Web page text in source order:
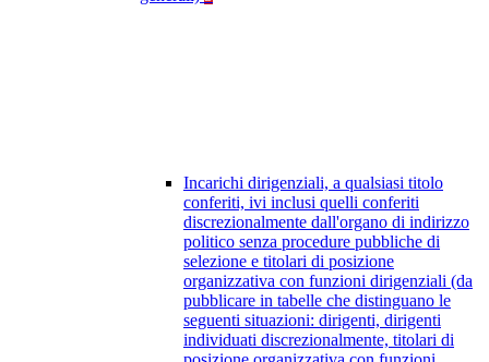
Incarichi dirigenziali, a qualsiasi titolo
conferiti, ivi inclusi quelli conferiti
discrezionalmente dall'organo di indirizzo
politico senza procedure pubbliche di
selezione e titolari di posizione
organizzativa con funzioni dirigenziali (da
pubblicare in tabelle che distinguano le
seguenti situazioni: dirigenti, dirigenti
individuati discrezionalmente, titolari di